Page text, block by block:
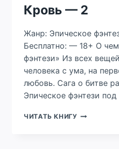
Кровь — 2
Жанр: Эпическое
Бесплатно: — 18+ О
фэнтези» Из всех
человека с ума, на
любовь. Сага о битве
Эпическое фэнтези
ЧИТАТЬ КНИГУ ДИНАСТИЯ.